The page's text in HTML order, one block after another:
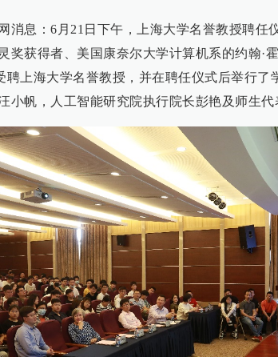
消息：6月21日下午，上海大学名誉教授聘任
奖获得者、美国康奈尔大学计算机系的约翰·
聘上海大学名誉教授，并在聘任仪式后举行了
小帆，人工智能研究院执行院长彭艳及师生代